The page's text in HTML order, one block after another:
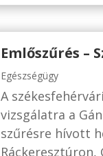
Emlőszűrés –
Egészségügy
A
vizsgálatra a
szűrésre hívott
Ráckeresztúron,